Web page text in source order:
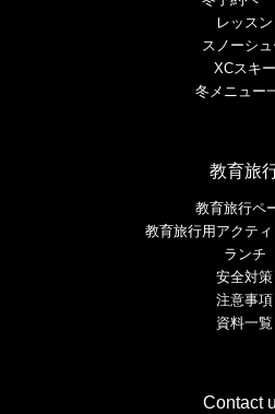
レッスン
スノーシュ
XCスキー
冬メニュー
教育旅
教育旅行ペ
教育旅行用アクテ
ランチ
安全対策
注意事項
資料一覧
Contact